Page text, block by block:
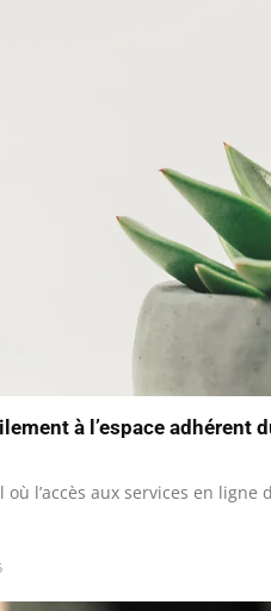
à l’espace adhérent
l’accès aux services en